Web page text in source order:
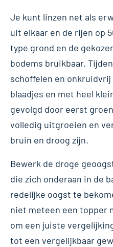
Je kunt linzen net als
uit elkaar en de rijen op
type grond en de
bodems bruikbaar.
schoffelen en
blaadjes en met heel
gevolgd door eerst
volledig uitgroeien en
bruin en droog zijn.
Bewerk de droge
die zich onderaan in de
redelijke oogst te
niet meteen een topper
om een juiste
tot een vergelijkbaar